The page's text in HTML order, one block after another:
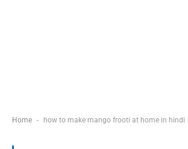
Home - how to make mango frooti at home in hindi